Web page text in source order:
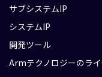
サブシステムIP
システムIP
開発ツール
Armテクノロジーのラ